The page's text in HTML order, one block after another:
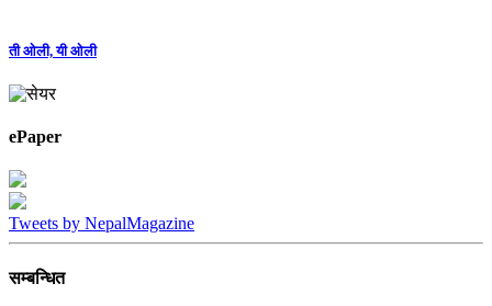
ती ओली, यी ओली
ePaper
Tweets by NepalMagazine
सम्बन्धित